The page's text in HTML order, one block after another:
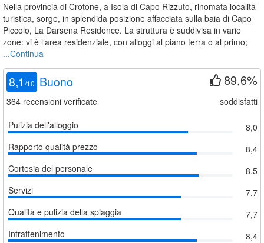
Nella provincia di Crotone, a Isola di Capo Rizzuto, rinomata località
turistica, sorge, in splendida posizione affacciata sulla baia di Capo
Piccolo, La Darsena Residence. La struttura è suddivisa in varie
zone: vi è l’area residenziale, con alloggi al piano terra o al primo;
...Continua
8,1 /10 Buono
364 recensioni verificate
89,6%
soddisfatti
Pulizia dell'alloggio
8,0
Rapporto qualità prezzo
8,4
Cortesia del personale
8,5
Servizi
7,7
Qualità e pulizia della spiaggia
7,7
Intrattenimento
8,4